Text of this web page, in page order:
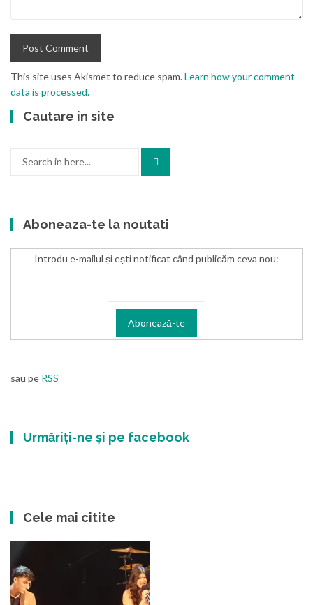
This site uses Akismet to reduce spam.Learn how your comment
data is processed.
Cautare in site
Aboneaza-te la noutati
Introdu e-mailul și ești notificat când publicăm ceva nou:
sau pe RSS
Urmăriți-ne și pe facebook
Cele mai citite